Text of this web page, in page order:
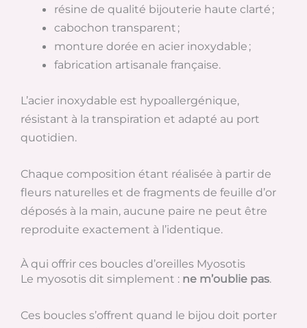
résine de qualité bijouterie haute clarté ;
cabochon transparent ;
monture dorée en acier inoxydable ;
fabrication artisanale française.
L’acier inoxydable est hypoallergénique,
résistant à la transpiration et adapté au port
quotidien.
Chaque composition étant réalisée à partir de
fleurs naturelles et de fragments de feuille d’or
déposés à la main, aucune paire ne peut être
reproduite exactement à l’identique.
À qui offrir ces boucles d’oreilles Myosotis
Le myosotis dit simplement : ne m’oublie pas.
Ces boucles s’offrent quand le bijou doit porter